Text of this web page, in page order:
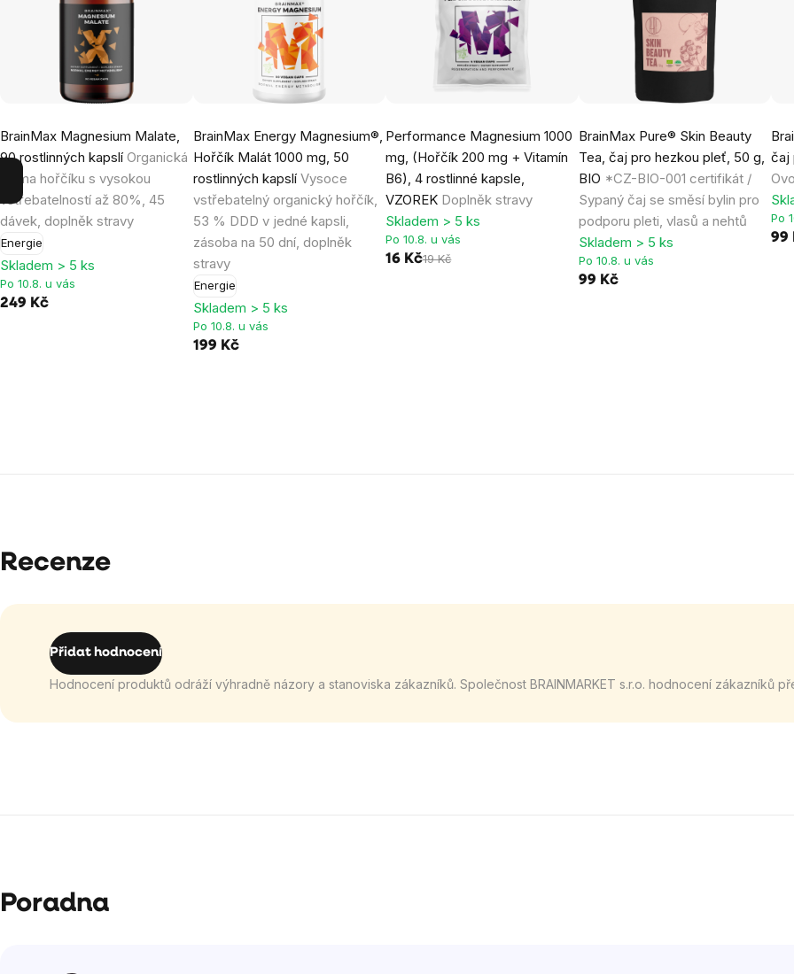
BrainMax Magnesium Malate,
90 rostlinných kapslí Organická
forma hořčíku s vysokou
vstřebatelností až 80%, 45
dávek, doplněk stravy
Energie
Skladem > 5 ks
Po 10.8. u vás
249 Kč
BrainMax Energy Magnesium®,
Hořčík Malát 1000 mg, 50
rostlinných kapslí Vysoce
vstřebatelný organický hořčík,
53 % DDD v jedné kapsli,
zásoba na 50 dní, doplněk
stravy
Energie
Skladem > 5 ks
Po 10.8. u vás
199 Kč
Performance Magnesium 1000
mg, (Hořčík 200 mg + Vitamín
B6), 4 rostlinné kapsle,
VZOREK Doplněk stravy
Skladem > 5 ks
Po 10.8. u vás
16 Kč19 Kč
BrainMax Pure® Skin Beauty
Tea, čaj pro hezkou pleť, 50 g,
BIO *CZ-BIO-001 certifikát /
Sypaný čaj se směsí bylin pro
podporu pleti, vlasů a nehtů
Skladem > 5 ks
Po 10.8. u vás
99 Kč
čaj
Po
99
Recenze
Přidat hodnocení
Hodnocení produktů odráží výhradně názory a stanoviska zákazníků. Společnost BRAINMARKET s.r.o. hodnocení zákazníků
Poradna